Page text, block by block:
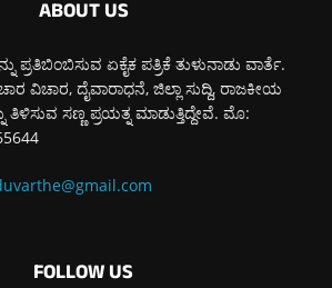
ABOUT US
ಪ್ರತಿಬಿಂಬಿಸುವ ಏಕೈಕ ಪತ್ರಿಕೆ ತುಳುನಾಡು ವಾರ್ತೆ.
ವಿಚಾರ, ದೈವಾರಾಧನೆ, ಜಿಲ್ಲಾ ಸುದ್ದಿ, ರಾಜಕೀಯ
ತಿಳಿಸುವ ಸಣ್ಣ ಪ್ರಯತ್ನ ಮಾಡುತ್ತಿದ್ದೇವೆ. ಮೊ:
FOLLOW US